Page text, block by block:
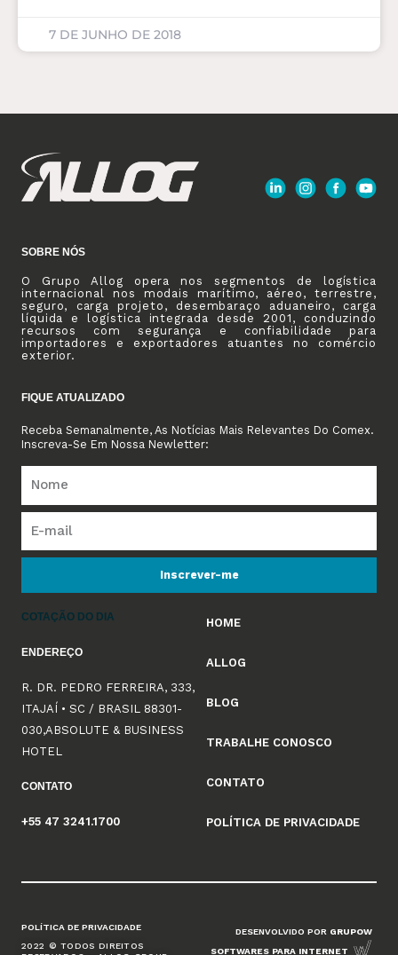
7 DE JUNHO DE 2018
SOBRE NÓS
O Grupo Allog opera nos segmentos de logística
internacional nos modais marítimo, aéreo, terrestre,
seguro, carga projeto, desembaraço aduaneiro, carga
líquida e logística integrada desde 2001, conduzindo
recursos com segurança e confiabilidade para
importadores e exportadores atuantes no comércio
exterior.
FIQUE ATUALIZADO
Receba Semanalmente, As Notícias Mais Relevantes Do Comex.
Inscreva-Se Em Nossa Newletter:
Inscrever-me
COTAÇÃO DO DIA
ENDEREÇO
R. DR. PEDRO FERREIRA, 333,
ITAJAÍ • SC / BRASIL 88301-
030,ABSOLUTE & BUSINESS
HOTEL
CONTATO
+55 47 3241.1700
HOME
ALLOG
BLOG
TRABALHE CONOSCO
CONTATO
POLÍTICA DE PRIVACIDADE
POLÍTICA DE PRIVACIDADE
2022 © TODOS DIREITOS
DESENVOLVIDO POR GRUPOW
SOFTWARES PARA INTERNET